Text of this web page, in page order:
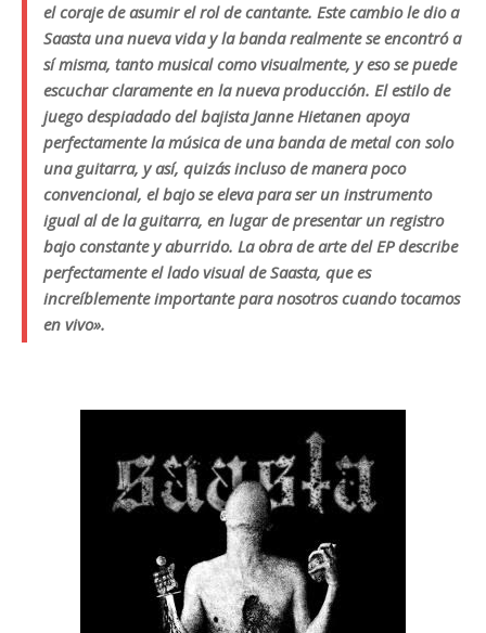
el coraje de asumir el rol de cantante. Este cambio le dio a
Saasta una nueva vida y la banda realmente se encontró a
sí misma, tanto musical como visualmente, y eso se puede
escuchar claramente en la nueva producción. El estilo de
juego despiadado del bajista Janne Hietanen apoya
perfectamente la música de una banda de metal con solo
una guitarra, y así, quizás incluso de manera poco
convencional, el bajo se eleva para ser un instrumento
igual al de la guitarra, en lugar de presentar un registro
bajo constante y aburrido. La obra de arte del EP describe
perfectamente el lado visual de Saasta, que es
increíblemente importante para nosotros cuando tocamos
en vivo».